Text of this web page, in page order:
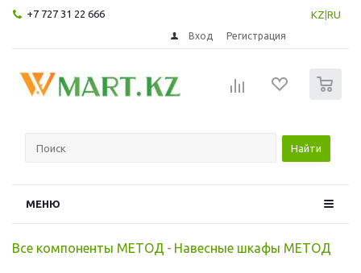
+7 727 31 22 666 KZ RU
Вход Регистрация
Найти
МЕНЮ
Все компоненты МЕТОД - Навесные шкафы МЕТОД